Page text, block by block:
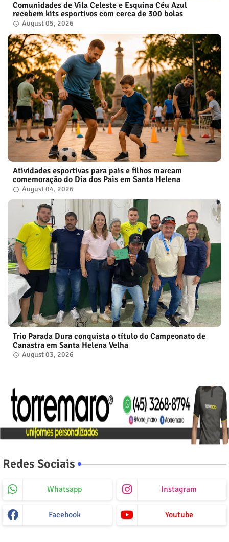
Comunidades de Vila Celeste e Esquina Céu Azul
recebem kits esportivos com cerca de 300 bolas
August 05, 2026
Atividades esportivas para pais e filhos marcam
comemoração do Dia dos Pais em Santa Helena
August 04, 2026
Trio Parada Dura conquista o título do Campeonato de
Canastra em Santa Helena Velha
August 03, 2026
Redes Sociais
Whatsapp Instagram
Facebook Youtube